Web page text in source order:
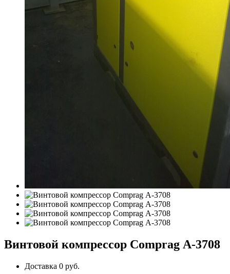
Винтовой компрессор Comprag А-3708
Доставка 0 руб.